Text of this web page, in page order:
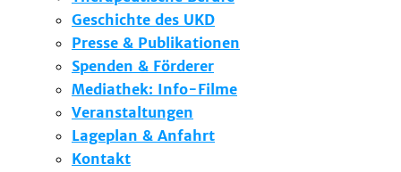
Geschichte des UKD
Presse & Publikationen
Spenden & Förderer
Mediathek: Info-Filme
Veranstaltungen
Lageplan & Anfahrt
Kontakt